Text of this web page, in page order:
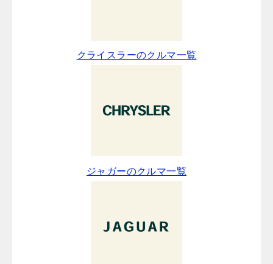
クライスラーのクルマ一覧
ジャガーのクルマ一覧